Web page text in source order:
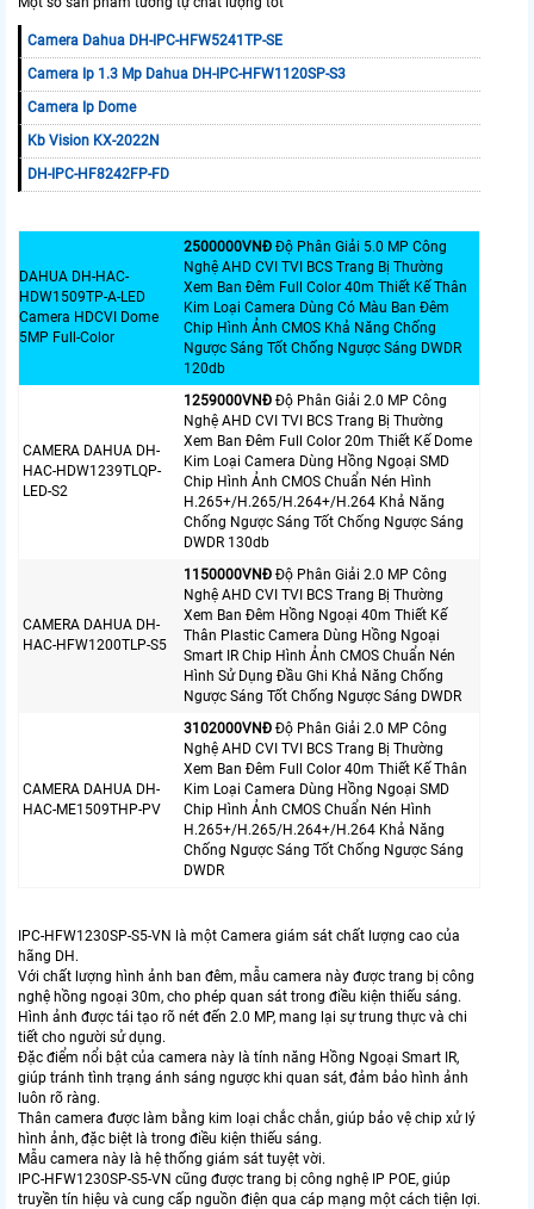
Camera Dahua DH-IPC-HFW5241TP-SE
Camera Ip 1.3 Mp Dahua DH-IPC-HFW1120SP-S3
Camera Ip Dome
Kb Vision KX-2022N
DH-IPC-HF8242FP-FD
DAHUA DH-HAC-
HDW1509TP-A-LED
Camera HDCVI Dome
5MP Full-Color
2500000VNÐ Độ Phân Giải 5.0 MP Công
Nghệ AHD CVI TVI BCS Trang Bị Thường
Xem Ban Đêm Full Color 40m Thiết Kế Thân
Kim Loại Camera Dùng Có Màu Ban Đêm
Chip Hình Ảnh CMOS Khả Năng Chống
Ngược Sáng Tốt Chống Ngược Sáng DWDR
120db
CAMERA DAHUA DH-
HAC-HDW1239TLQP-
LED-S2
1259000VNÐ Độ Phân Giải 2.0 MP Công
Nghệ AHD CVI TVI BCS Trang Bị Thường
Xem Ban Đêm Full Color 20m Thiết Kế Dome
Kim Loại Camera Dùng Hồng Ngoại SMD
Chip Hình Ảnh CMOS Chuẩn Nén Hình
H.265+/H.265/H.264+/H.264 Khả Năng
Chống Ngược Sáng Tốt Chống Ngược Sáng
DWDR 130db
CAMERA DAHUA DH-
HAC-HFW1200TLP-S5
1150000VNÐ Độ Phân Giải 2.0 MP Công
Nghệ AHD CVI TVI BCS Trang Bị Thường
Xem Ban Đêm Hồng Ngoại 40m Thiết Kế
Thân Plastic Camera Dùng Hồng Ngoại
Smart IR Chip Hình Ảnh CMOS Chuẩn Nén
Hình Sử Dụng Đầu Ghi Khả Năng Chống
Ngược Sáng Tốt Chống Ngược Sáng DWDR
CAMERA DAHUA DH-
HAC-ME1509THP-PV
3102000VNÐ Độ Phân Giải 2.0 MP Công
Nghệ AHD CVI TVI BCS Trang Bị Thường
Xem Ban Đêm Full Color 40m Thiết Kế Thân
Kim Loại Camera Dùng Hồng Ngoại SMD
Chip Hình Ảnh CMOS Chuẩn Nén Hình
H.265+/H.265/H.264+/H.264 Khả Năng
Chống Ngược Sáng Tốt Chống Ngược Sáng
DWDR
IPC-HFW1230SP-S5-VN là một Camera giám sát chất lượng cao của
hãng DH.
Với chất lượng hình ảnh ban đêm, mẫu camera này được trang bị công
nghệ hồng ngoại 30m, cho phép quan sát trong điều kiện thiếu sáng.
Hình ảnh được tái tạo rõ nét đến 2.0 MP, mang lại sự trung thực và chi
tiết cho người sử dụng.
Đặc điểm nổi bật của camera này là tính năng Hồng Ngoại Smart IR,
giúp tránh tình trạng ánh sáng ngược khi quan sát, đảm bảo hình ảnh
luôn rõ ràng.
Thân camera được làm bằng kim loại chắc chắn, giúp bảo vệ chip xử lý
hình ảnh, đặc biệt là trong điều kiện thiếu sáng.
Mẫu camera này là hệ thống giám sát tuyệt vời.
IPC-HFW1230SP-S5-VN cũng được trang bị công nghệ IP POE, giúp
truyền tín hiệu và cung cấp nguồn điện qua cáp mạng một cách tiện lợi.